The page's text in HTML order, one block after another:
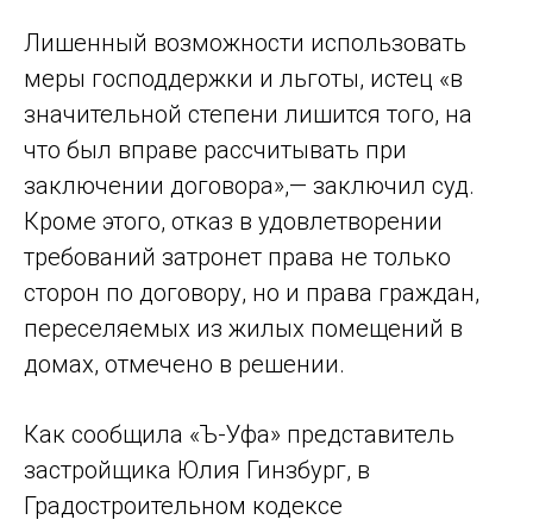
Лишенный возможности использовать
меры господдержки и льготы, истец «в
значительной степени лишится того, на
что был вправе рассчитывать при
заключении договора»,— заключил суд.
Кроме этого, отказ в удовлетворении
требований затронет права не только
сторон по договору, но и права граждан,
переселяемых из жилых помещений в
домах, отмечено в решении.
Как сообщила «Ъ-Уфа» представитель
застройщика Юлия Гинзбург, в
Градостроительном кодексе